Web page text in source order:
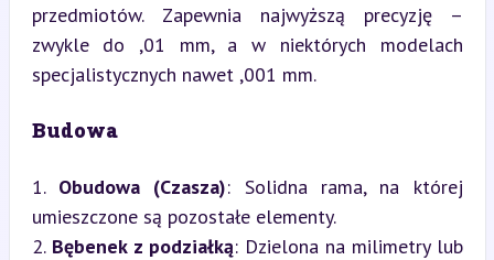
przedmiotów. Zapewnia najwyższą precyzję –
zwykle do ,01 mm, a w niektórych modelach
specjalistycznych nawet ,001 mm.
Budowa
1. Obudowa (Czasza): Solidna rama, na której
umieszczone są pozostałe elementy.
2. Bębenek z podziałką: Dzielona na milimetry lub